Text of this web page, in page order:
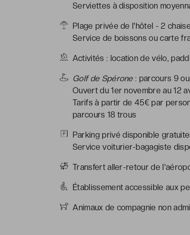
Serviettes à disposition
Plage privée de l'hôtel - 2
Service de boissons ou carte
Activités : location de vélo,
Golf de Spérone: parcours 9 ou
Ouvert du 1er novembre au 12
Tarifs à partir de 45€ par
parcours 18 trous
Parking privé disponible
Service voiturier-bagagiste
Transfert aller-retour de
Établissement accessible aux
Animaux de compagnie non